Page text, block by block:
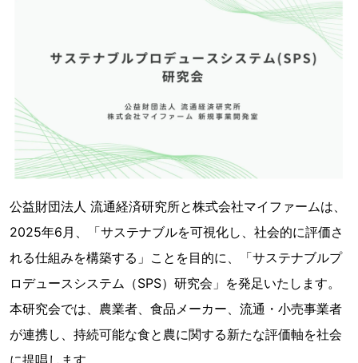
公益財団法人 流通経済研究所と株式会社マイファームは、
2025年6月、「サステナブルを可視化し、社会的に評価さ
れる仕組みを構築する」ことを目的に、「サステナブルプ
ロデュースシステム（SPS）研究会」を発足いたします。
本研究会では、農業者、食品メーカー、流通・小売事業者
が連携し、持続可能な食と農に関する新たな評価軸を社会
に提唱します。